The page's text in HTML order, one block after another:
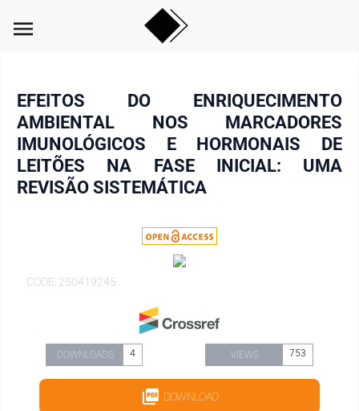
menu
EFEITOS DO ENRIQUECIMENTO
AMBIENTAL NOS MARCADORES
IMUNOLÓGICOS E HORMONAIS DE
LEITÕES NA FASE INICIAL: UMA
REVISÃO SISTEMÁTICA
CODE: 250419245
DOWNLOADS 4 VIEWS 753
DOWNLOAD